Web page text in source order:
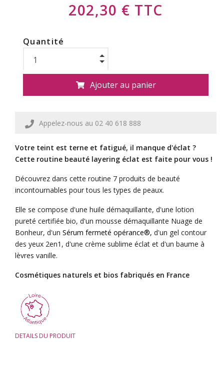
202,30 € TTC
Quantité
Ajouter au panier
Appelez-nous au 02 40 618 888
Votre teint est terne et fatigué, il manque d'éclat ?
Cette routine beauté layering éclat est faite pour vous !
Découvrez dans cette routine 7 produits de beauté
incontournables pour tous les types de peaux.
Elle se compose d'une huile démaquillante, d'une lotion
pureté certifiée bio, d'un mousse démaquillante Nuage de
Bonheur, d'un Sérum fermeté opérance®, d'un gel contour
des yeux 2en1, d'une crème sublime éclat et d'un baume à
lèvres vanille.
Cosmétiques naturels et bios fabriqués en France
DETAILS DU PRODUIT